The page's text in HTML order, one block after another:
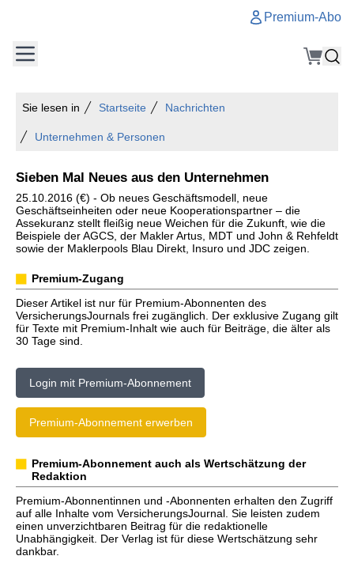
Premium-Abo
Sie lesen in Startseite Nachrichten
Unternehmen & Personen
Sieben Mal Neues aus den Unternehmen
25.10.2016 (€) - Ob neues Geschäftsmodell, neue
Geschäftseinheiten oder neue Kooperationspartner – die
Assekuranz stellt fleißig neue Weichen für die Zukunft, wie die
Beispiele der AGCS, der Makler Artus, MDT und John & Rehfeldt
sowie der Maklerpools Blau Direkt, Insuro und JDC zeigen.
Premium-Zugang
Dieser Artikel ist nur für Premium-Abonnenten des
VersicherungsJournals frei zugänglich. Der exklusive Zugang gilt
für Texte mit Premium-Inhalt wie auch für Beiträge, die älter als
30 Tage sind.
Login mit Premium-Abonnement
Premium-Abonnement erwerben
Premium-Abonnement auch als Wertschätzung der
Redaktion
Premium-Abonnentinnen und -Abonnenten erhalten den Zugriff
auf alle Inhalte vom VersicherungsJournal. Sie leisten zudem
einen unverzichtbaren Beitrag für die redaktionelle
Unabhängigkeit. Der Verlag ist für diese Wertschätzung sehr
dankbar.